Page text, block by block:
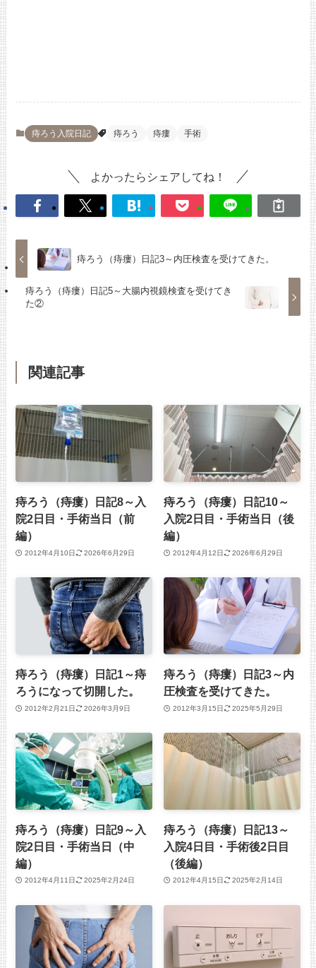
痔ろう入院日記 痔ろう 痔瘻 手術
よかったらシェアしてね！
痔ろう（痔瘻）日記3～内圧検査を受けてきた。
痔ろう（痔瘻）日記5～大腸内視鏡検査を受けてき
た②
関連記事
痔ろう（痔瘻）日記8～入
院2日目・手術当日（前
編）
2012年4月10日 2026年6月29日
痔ろう（痔瘻）日記10～
入院2日目・手術当日（後
編）
2012年4月12日 2026年6月29日
痔ろう（痔瘻）日記1～痔
ろうになって切開した。
2012年2月21日 2026年3月9日
痔ろう（痔瘻）日記3～内
圧検査を受けてきた。
2012年3月15日 2025年5月29日
痔ろう（痔瘻）日記9～入
院2日目・手術当日（中
編）
2012年4月11日 2025年2月24日
痔ろう（痔瘻）日記13～
入院4日目・手術後2日目
（後編）
2012年4月15日 2025年2月14日